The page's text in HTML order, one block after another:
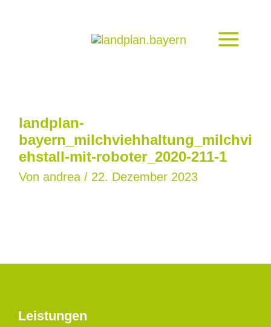
landplan-
bayern_milchviehhaltung_milchvi
ehstall-mit-roboter_2020-211-1
Von andrea / 22. Dezember 2023
Leistungen